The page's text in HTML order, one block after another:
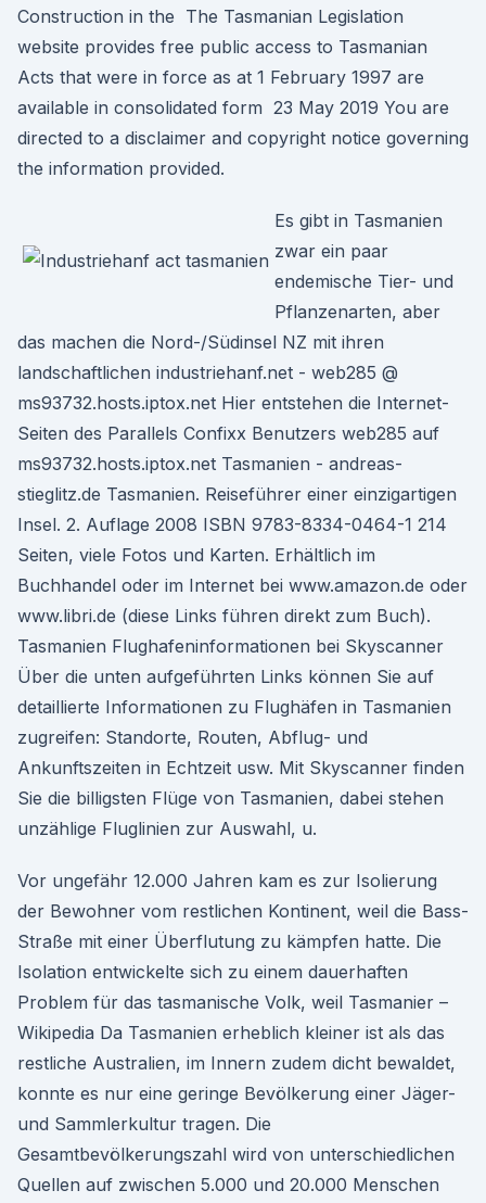
Construction in the The Tasmanian Legislation
website provides free public access to Tasmanian
Acts that were in force as at 1 February 1997 are
available in consolidated form 23 May 2019 You are
directed to a disclaimer and copyright notice governing
the information provided.
Es gibt in Tasmanien
zwar ein paar
endemische Tier- und
Pflanzenarten, aber
das machen die Nord-/Südinsel NZ mit ihren
landschaftlichen industriehanf.net - web285 @
ms93732.hosts.iptox.net Hier entstehen die Internet-
Seiten des Parallels Confixx Benutzers web285 auf
ms93732.hosts.iptox.net Tasmanien - andreas-
stieglitz.de Tasmanien. Reiseführer einer einzigartigen
Insel. 2. Auflage 2008 ISBN 9783-8334-0464-1 214
Seiten, viele Fotos und Karten. Erhältlich im
Buchhandel oder im Internet bei www.amazon.de oder
www.libri.de (diese Links führen direkt zum Buch).
Tasmanien Flughafeninformationen bei Skyscanner
Über die unten aufgeführten Links können Sie auf
detaillierte Informationen zu Flughäfen in Tasmanien
zugreifen: Standorte, Routen, Abflug- und
Ankunftszeiten in Echtzeit usw. Mit Skyscanner finden
Sie die billigsten Flüge von Tasmanien, dabei stehen
unzählige Fluglinien zur Auswahl, u.
Vor ungefähr 12.000 Jahren kam es zur Isolierung
der Bewohner vom restlichen Kontinent, weil die Bass-
Straße mit einer Überflutung zu kämpfen hatte. Die
Isolation entwickelte sich zu einem dauerhaften
Problem für das tasmanische Volk, weil Tasmanier –
Wikipedia Da Tasmanien erheblich kleiner ist als das
restliche Australien, im Innern zudem dicht bewaldet,
konnte es nur eine geringe Bevölkerung einer Jäger-
und Sammlerkultur tragen. Die
Gesamtbevölkerungszahl wird von unterschiedlichen
Quellen auf zwischen 5.000 und 20.000 Menschen